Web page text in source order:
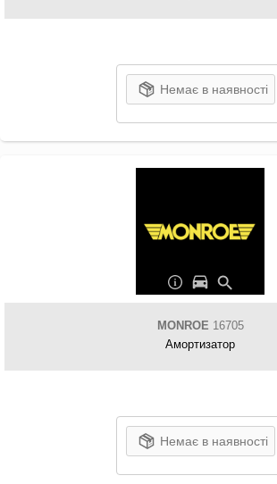
Немає в наявності
MONROE 16705
Амортизатор
Немає в наявності